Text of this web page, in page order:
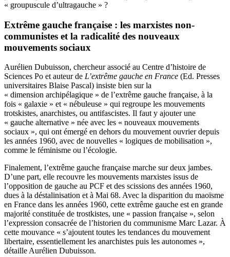
« groupuscule d’ultragauche » ?
Extrême gauche française : les marxistes non-
communistes et la radicalité des nouveaux
mouvements sociaux
Aurélien Dubuisson, chercheur associé au Centre d’histoire de
Sciences Po et auteur de L’extrême gauche en France (Ed. Presses
universitaires Blaise Pascal) insiste bien sur la
« dimension archipélagique » de l’extrême gauche française, à la
fois « galaxie » et « nébuleuse » qui regroupe les mouvements
trotskistes, anarchistes, ou antifascistes. Il faut y ajouter une
« gauche alternative » née avec les « nouveaux mouvements
sociaux », qui ont émergé en dehors du mouvement ouvrier depuis
les années 1960, avec de nouvelles « logiques de mobilisation »,
comme le féminisme ou l’écologie.
Finalement, l’extrême gauche française marche sur deux jambes.
D’une part, elle recouvre les mouvements marxistes issus de
l’opposition de gauche au PCF et des scissions des années 1960,
dues à la déstalinisation et à Mai 68. Avec la disparition du maoïsme
en France dans les années 1960, cette extrême gauche est en grande
majorité constituée de trostkistes, une « passion française », selon
l’expression consacrée de l’historien du communisme Marc Lazar. À
cette mouvance « s’ajoutent toutes les tendances du mouvement
libertaire, essentiellement les anarchistes puis les autonomes »,
détaille Aurélien Dubuisson.